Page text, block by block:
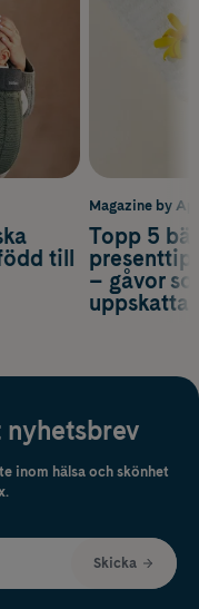
Magazine by
Topp 5
– gåvor
till
nyhetsbrev
inom hälsa och skönhet
Skicka